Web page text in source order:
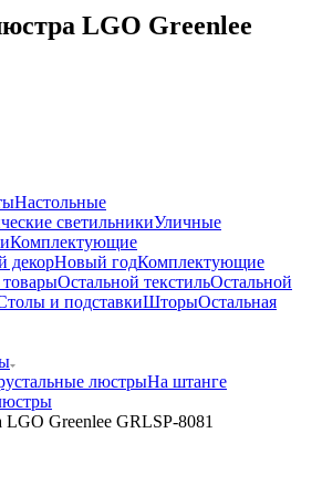
LGO Greenlee
Настольные
светильникиУличные
Комплектующие
декорНовый годКомплектующие
Остальной текстильОстальной
и подставкиШторыОстальная
люстрыНа штанге
Greenlee GRLSP-8081